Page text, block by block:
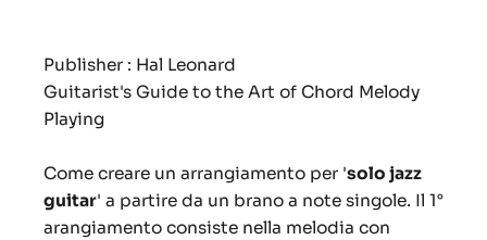
Publisher : Hal Leonard
Guitarist's Guide to the Art of Chord Melody
Playing
Come creare un arrangiamento per 'solo jazz
guitar' a partire da un brano a note singole. Il 1°
arangiamento consiste nella melodia con